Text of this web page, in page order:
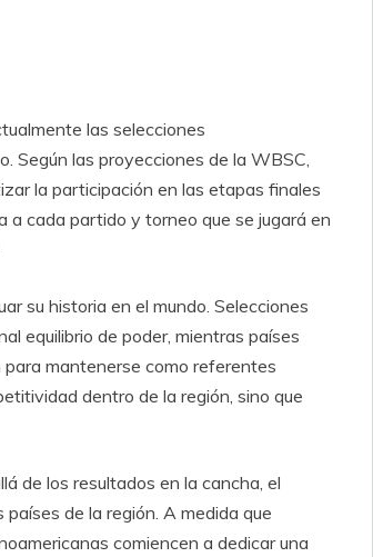
las selecciones
Según las proyecciones de la WBSC,
la participación en las etapas finales
a cada partido y torneo que se jugará en
su historia en el mundo. Selecciones
equilibrio de poder, mientras países
mantenerse como referentes
dentro de la región, sino que
de los resultados en la cancha, el
de la región. A medida que
comiencen a dedicar una